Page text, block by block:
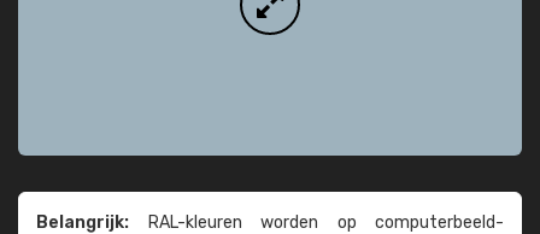
Belangrijk: RAL-kleuren worden op computer­beeld­